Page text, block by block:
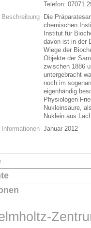
Telefon: 07071
Beschreibung
Die
chemischen
Institut für
davon ist in der
Wiege der
Objekte der
zwischen 1886
untergebracht
noch im
eigenhändig
Physiologen
Nukleinsäure,
Nuklein aus
Januar 2012